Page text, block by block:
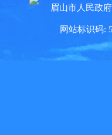
眉山市人民
网站标识码